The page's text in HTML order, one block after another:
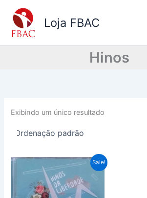
para
Loja FBAC
Hinos
Exibindo um único resultado
Sale!
O
preço
original
era:
R$ 15,00.
O
preço
atual
é:
R$ 5,00.